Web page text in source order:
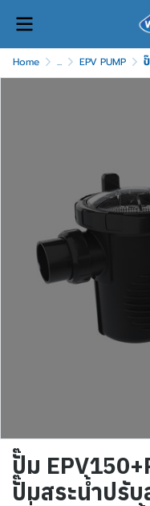
Home ... EPV PUMP ปั๊
ปั๊ม
ปั๊มสระน้ำปรั